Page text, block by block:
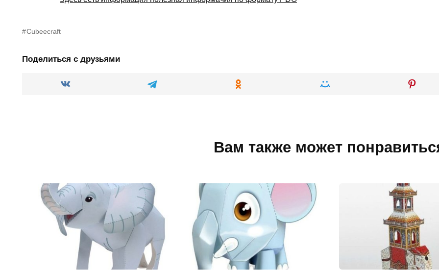
Cubeecraft
Поделиться с друзьями
Вам также может